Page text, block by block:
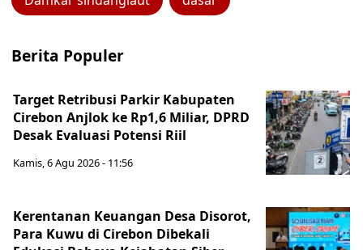
Berita Populer
Target Retribusi Parkir Kabupaten
Cirebon Anjlok ke Rp1,6 Miliar, DPRD
Desak Evaluasi Potensi Riil
Kamis, 6 Agu 2026 - 11:56
Kerentanan Keuangan Desa Disorot,
Para Kuwu di Cirebon Dibekali